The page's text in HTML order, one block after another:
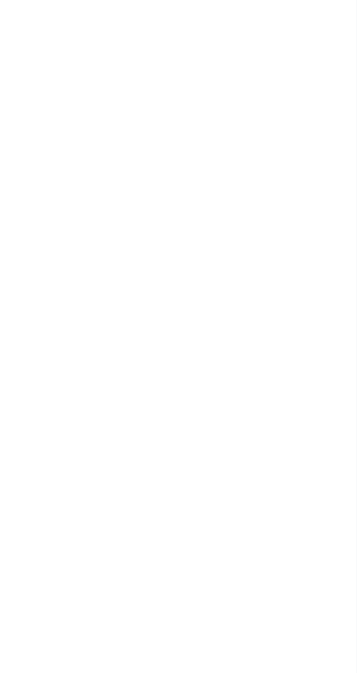
esempio: addetti
impianti
acque.
e dei loro